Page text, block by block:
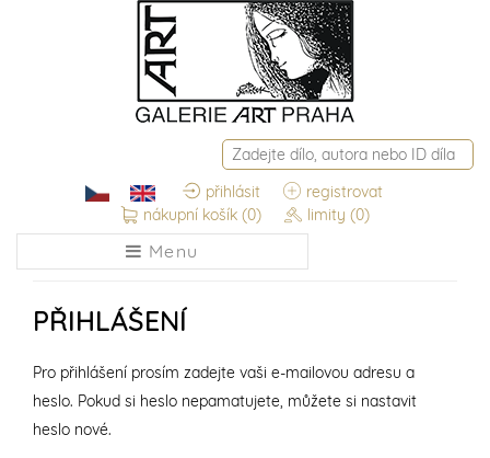
přihlásit
registrovat
nákupní košík (0) limity (0)
Menu
PŘIHLÁŠENÍ
Pro přihlášení prosím zadejte vaši e-mailovou adresu a
heslo. Pokud si heslo nepamatujete, můžete si nastavit
heslo nové.